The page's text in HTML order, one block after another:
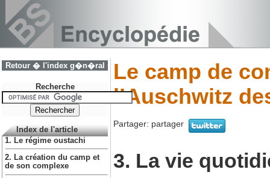
Retour � l'index g�n�ral
Recherche
Index de l'article
1. Le régime oustachi
2. La création du camp et
de son complexe
Le camp de
l’Auschwitz
Partager: partager
3. La vie